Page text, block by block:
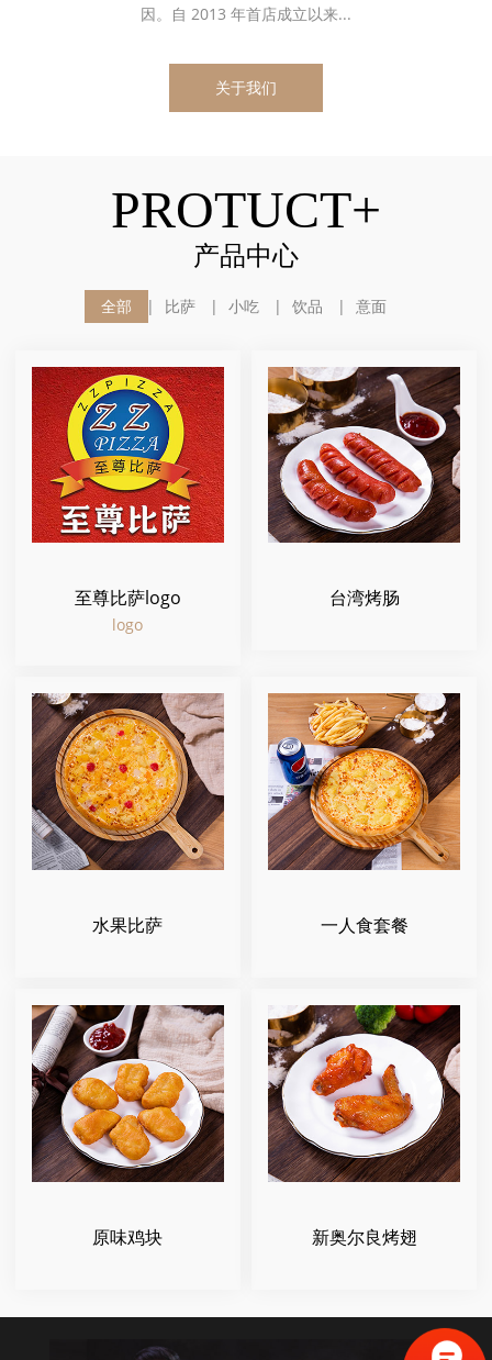
因。自 2013 年首店成立以来...
关于我们
PROTUCT+
产品中心
全部 比萨 小吃 饮品 意面
至尊比萨logo
logo
台湾烤肠
水果比萨 一人食套餐
原味鸡块 新奥尔良烤翅